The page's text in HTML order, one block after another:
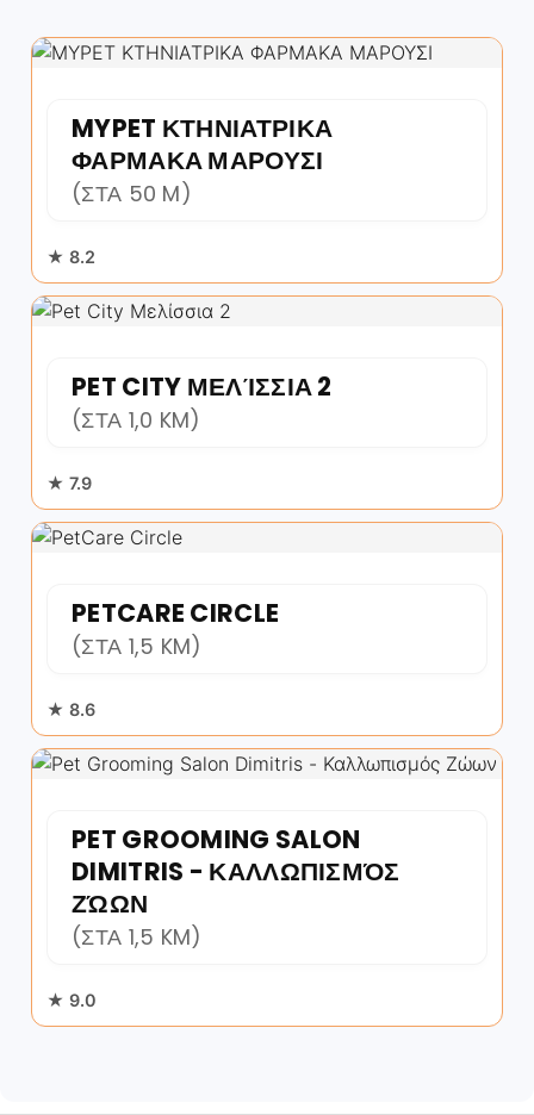
MYPET ΚΤΗΝΙΑΤΡΙΚΑ
ΦΑΡΜΑΚΑ ΜΑΡΟΥΣΙ
(ΣΤΑ 50 M)
★ 8.2
PET CITY ΜΕΛΊΣΣΙΑ 2
(ΣΤΑ 1,0 KM)
★ 7.9
PETCARE CIRCLE
(ΣΤΑ 1,5 KM)
★ 8.6
PET GROOMING SALON
DIMITRIS - ΚΑΛΛΩΠΙΣΜΌΣ
ΖΏΩΝ
(ΣΤΑ 1,5 KM)
★ 9.0